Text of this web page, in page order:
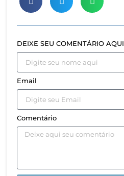
DEIXE SEU COMENTÁRIO AQUI
Email
Comentário